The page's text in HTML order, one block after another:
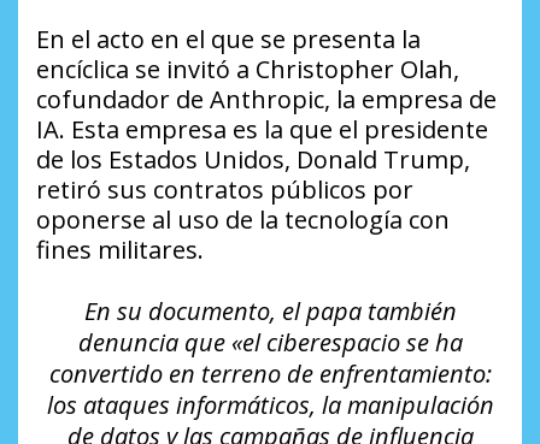
En el acto en el que se presenta la
encíclica se invitó a Christopher Olah,
cofundador de Anthropic, la empresa de
IA. Esta empresa es la que el presidente
de los Estados Unidos, Donald Trump,
retiró sus contratos públicos por
oponerse al uso de la tecnología con
fines militares.
En su documento, el papa también
denuncia que «el ciberespacio se ha
convertido en terreno de enfrentamiento:
los ataques informáticos, la manipulación
de datos y las campañas de influencia